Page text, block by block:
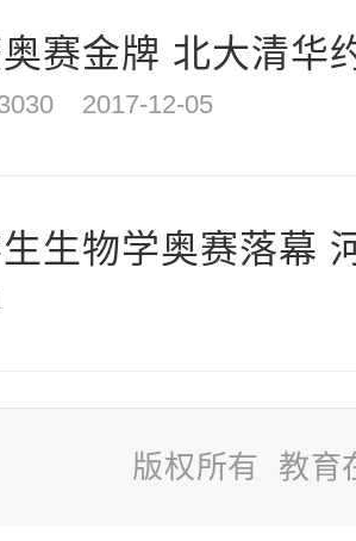
赛金牌 北大清华
2017-12-05
生物学奥赛落幕
版权所有 教育